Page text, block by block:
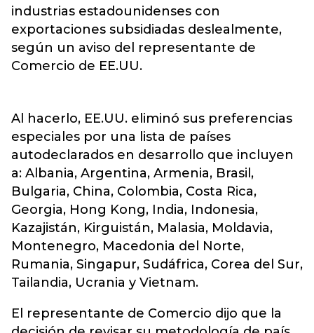
industrias estadounidenses con
exportaciones subsidiadas deslealmente,
según un aviso del representante de
Comercio de EE.UU.
Al hacerlo, EE.UU. eliminó sus preferencias
especiales por una lista de países
autodeclarados en desarrollo que incluyen
a: Albania, Argentina, Armenia, Brasil,
Bulgaria, China, Colombia, Costa Rica,
Georgia, Hong Kong, India, Indonesia,
Kazajistán, Kirguistán, Malasia, Moldavia,
Montenegro, Macedonia del Norte,
Rumania, Singapur, Sudáfrica, Corea del Sur,
Tailandia, Ucrania y Vietnam.
El representante de Comercio dijo que la